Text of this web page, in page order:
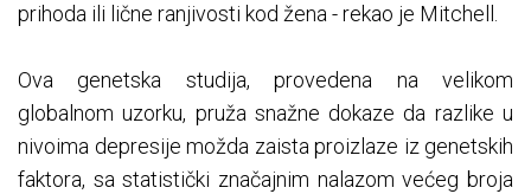
prihoda ili lične ranjivosti kod žena - rekao je Mitchell.
Ova genetska studija, provedena na velikom
globalnom uzorku, pruža snažne dokaze da razlike u
nivoima depresije možda zaista proizlaze iz genetskih
faktora, sa statistički značajnim nalazom većeg broja